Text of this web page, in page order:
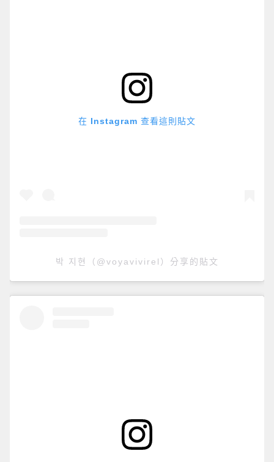
在 Instagram 查看這則貼文
박 지현（@voyavivirel）分享的貼文